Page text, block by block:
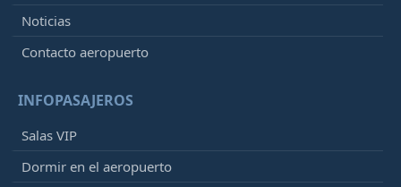
Noticias
Contacto aeropuerto
INFOPASAJEROS
Salas VIP
Dormir en el aeropuerto